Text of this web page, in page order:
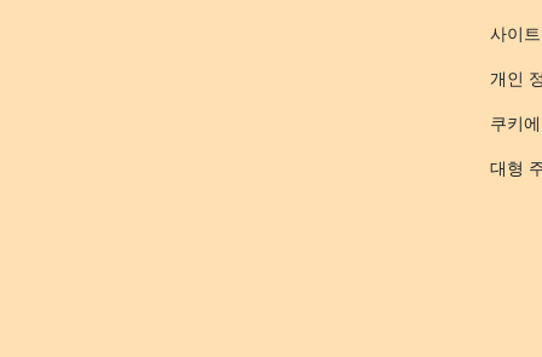
사이
개인
쿠키
대형